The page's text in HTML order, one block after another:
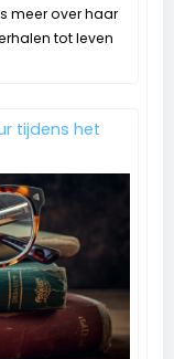
meer over haar
tot leven
tijdens het